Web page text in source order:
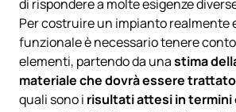
di rispondere a molte esigenze
Per costruire un impianto realmente
funzionale è necessario tenere
elementi, partendo da unastima
materiale che dovrà essere trattato
quali sono i risultati attesi in termini